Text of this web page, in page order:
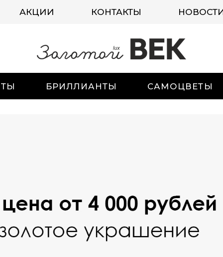
АКЦИИ КОНТАКТЫ
БРИЛЛИАНТЫ САМОЦВЕТЫ